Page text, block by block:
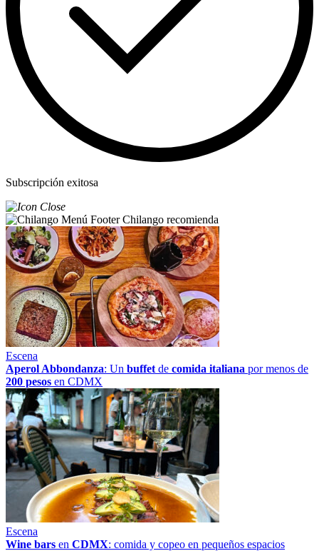
Subscripción exitosa
Chilango recomienda
Escena
Aperol Abbondanza: Un buffet de comida italiana por menos de
200 pesos en CDMX
Escena
Wine bars en CDMX: comida y copeo en pequeños espacios